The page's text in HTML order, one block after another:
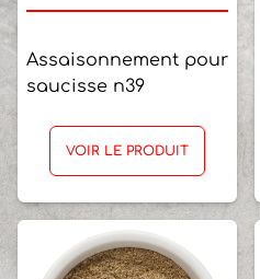
Assaisonnement pour
saucisse n39
VOIR LE PRODUIT